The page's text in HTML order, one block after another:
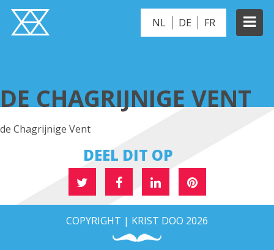
NL DE FR
DE CHAGRIJNIGE VENT
de Chagrijnige Vent
DEEL DIT OP
COPYRIGHT | KRIST DOO 2026